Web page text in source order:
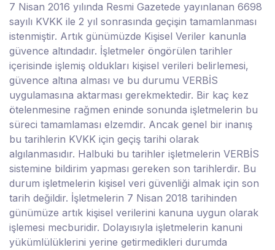
7 Nisan 2016 yılında Resmi Gazetede yayınlanan 6698
sayılı KVKK ile 2 yıl sonrasında geçişin tamamlanması
istenmiştir. Artık günümüzde Kişisel Veriler kanunla
güvence altındadır. İşletmeler öngörülen tarihler
içerisinde işlemiş oldukları kişisel verileri belirlemesi,
güvence altına alması ve bu durumu VERBİS
uygulamasına aktarması gerekmektedir. Bir kaç kez
ötelenmesine rağmen eninde sonunda işletmelerin bu
süreci tamamlaması elzemdir. Ancak genel bir inanış
bu tarihlerin KVKK için geçiş tarihi olarak
algılanmasıdır. Halbuki bu tarihler işletmelerin VERBİS
sistemine bildirim yapması gereken son tarihlerdir. Bu
durum işletmelerin kişisel veri güvenliği almak için son
tarih değildir. İşletmelerin 7 Nisan 2018 tarihinden
günümüze artık kişisel verilerini kanuna uygun olarak
işlemesi mecburidir. Dolayısıyla işletmelerin kanuni
yükümlülüklerini yerine getirmedikleri durumda